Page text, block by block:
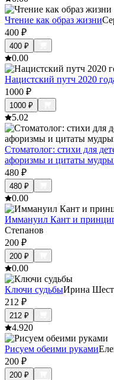
Чтение как образ жизни
400 ₽
400 ₽
0.00
Нацистский путч 2020
1000 ₽
1000 ₽
5.02
Стоматолог: стихи для
афоризмы и цитаты
480 ₽
480 ₽
0.00
Иммануил Кант и
Степанов
200 ₽
200 ₽
0.00
Ключи судьбыИрина
212 ₽
212 ₽
4.920
Рисуем обеими руками
200 ₽
200 ₽